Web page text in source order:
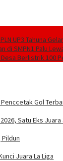
UP3 Tahuna
di SMPN1 Palu
Berlistrik 100
Gol
Satu Eks Juara
Juara La Liga